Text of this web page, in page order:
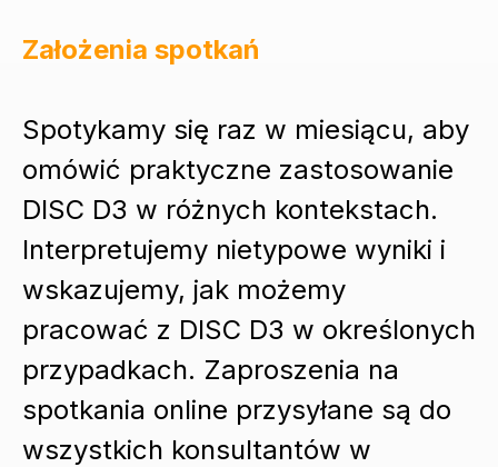
Założenia spotkań
Spotykamy się raz w miesiącu, aby
omówić praktyczne zastosowanie
DISC D3 w różnych kontekstach.
Interpretujemy nietypowe wyniki i
wskazujemy, jak możemy
pracować z DISC D3 w określonych
przypadkach. Zaproszenia na
spotkania online przysyłane są do
wszystkich konsultantów w